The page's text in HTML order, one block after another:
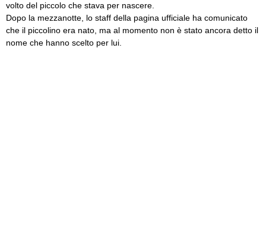
volto del piccolo che stava per nascere.
Dopo la mezzanotte, lo staff della pagina ufficiale ha comunicato
che il piccolino era nato, ma al momento non è stato ancora detto il
nome che hanno scelto per lui.